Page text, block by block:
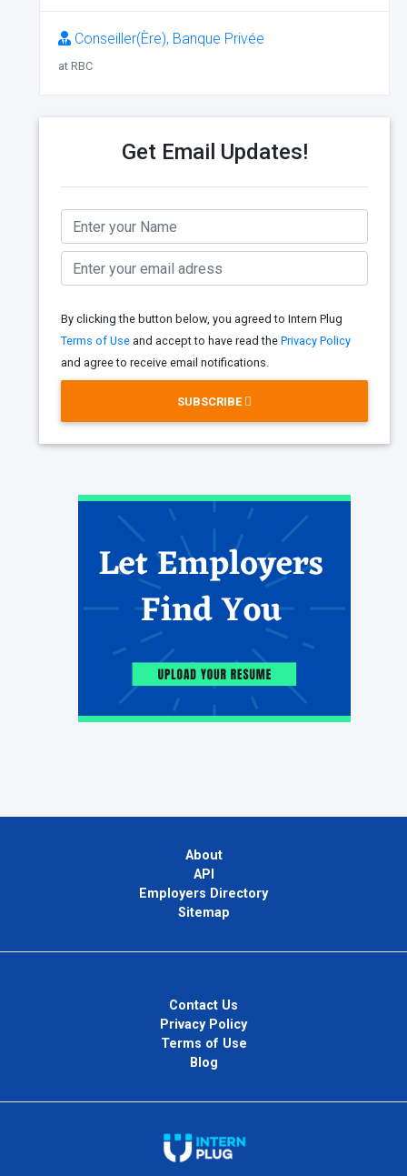
Conseiller(Ère), Banque Privée
at RBC
Get Email Updates!
By clicking the button below, you agreed to Intern Plug
Terms of Use and accept to have read the Privacy Policy
and agree to receive email notifications.
SUBSCRIBE
About
API
Employers Directory
Sitemap
Contact Us
Privacy Policy
Terms of Use
Blog